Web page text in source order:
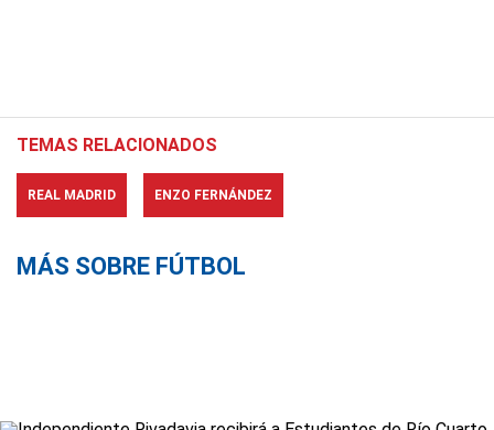
TEMAS RELACIONADOS
REAL MADRID ENZO FERNÁNDEZ
MÁS SOBRE FÚTBOL